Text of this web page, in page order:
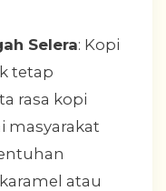
Selera: Kopi
tetap
rasa kopi
masyarakat
atau